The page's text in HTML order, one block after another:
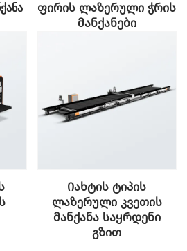
ფირის ლაზერული ჭრის
მანქანები
Იახტის ტიპის
ლაზერული კვეთის
მანქანა საყრდენი
გზით